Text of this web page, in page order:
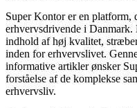
Super Kontor er en platform,
erhvervsdrivende i Danmark.
indhold af høj kvalitet,
inden for erhvervslivet.
informative artikler ønsker
forståelse af de komplekse
erhvervsliv.